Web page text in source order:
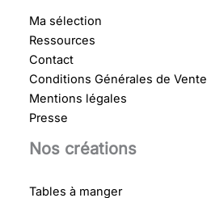
Ma sélection
Ressources
Contact
Conditions Générales de Vente
Mentions légales
Presse
Nos créations
Tables à manger